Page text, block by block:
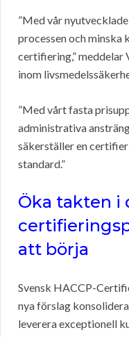
”Med vår
processen och minska
certifiering,” meddelar
inom
”Med vårt fasta
administrativa
säkerställer en
standard.”
Öka takten i
att börja
Svensk HACCP-
nya förslag
leverera exceptionell